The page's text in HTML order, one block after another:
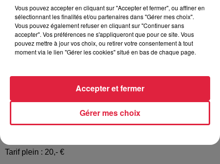
AvecYannick EICHERTdans le rôle de Ray Charles et les
Zazous de la Fanfare du Clair de Lune
plongez dans la chaleur irrésistible de la soul américaine et
Concerts exceptionnels à ne pas manquer !
La réservation est conseillée…
Tarif plein : 20,- €
Vous pouvez accepter en cliquant sur "Accepter et fermer", ou affiner en
sélectionnant les finalités et/ou partenaires dans "Gérer mes choix".
Vous pouvez également refuser en cliquant sur "Continuer sans
accepter". Vos préférences ne s'appliqueront que pour ce site. Vous
pouvez mettre à jour vos choix, ou retirer votre consentement à tout
moment via le lien "Gérer les cookies" situé en bas de chaque page.
Gérer mes choix
Accepter et fermer